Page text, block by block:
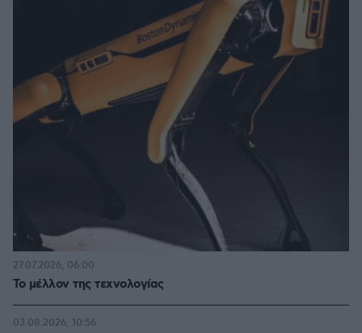
Το μέλλον της τεχνολογίας
27.07.2026, 06:00
03.08.2026, 10:56